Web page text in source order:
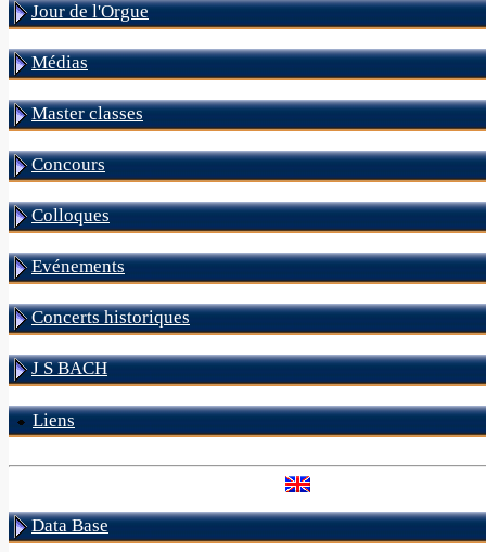
Jour de l'Orgue
Médias
Master classes
Concours
Colloques
Evénements
Concerts historiques
J S BACH
Liens
Data Base